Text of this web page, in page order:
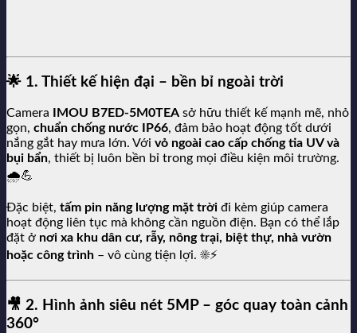
🌟 1. Thiết kế hiện đại – bền bỉ ngoài trời
Camera IMOU B7ED-5M0TEA sở hữu thiết kế mạnh mẽ, nhỏ
gọn, chuẩn chống nước IP66, đảm bảo hoạt động tốt dưới
nắng gắt hay mưa lớn. Với vỏ ngoài cao cấp chống tia UV và
bụi bẩn, thiết bị luôn bền bỉ trong mọi điều kiện môi trường.
🌧️💪
Đặc biệt, tấm pin năng lượng mặt trời đi kèm giúp camera
hoạt động liên tục mà không cần nguồn điện. Bạn có thể lắp
đặt ở nơi xa khu dân cư, rẫy, nông trại, biệt thự, nhà vườn
hoặc công trình – vô cùng tiện lợi. ☀️⚡
🎥 2. Hình ảnh siêu nét 5MP – góc quay toàn cảnh
360°